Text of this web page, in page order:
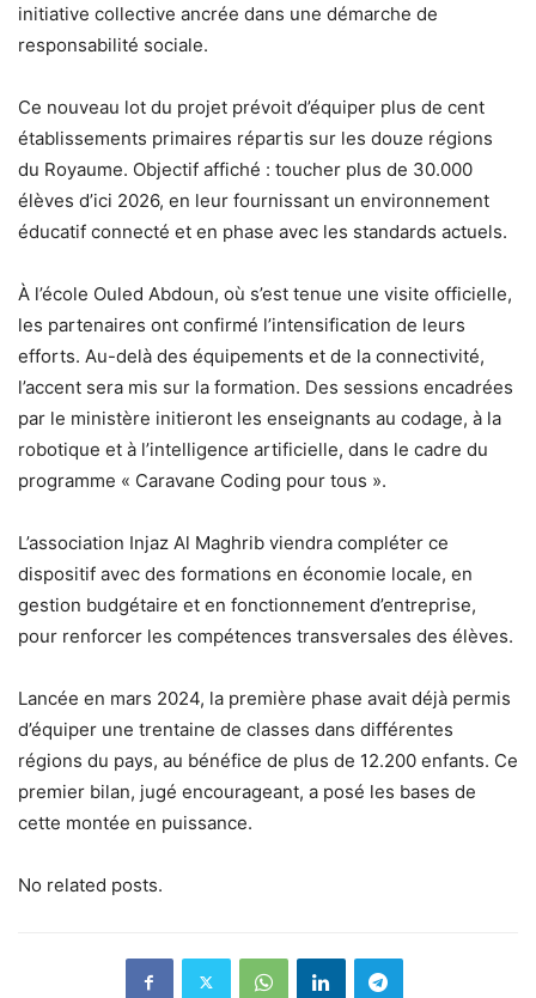
initiative collective ancrée dans une démarche de
responsabilité sociale.
Ce nouveau lot du projet prévoit d’équiper plus de cent
établissements primaires répartis sur les douze régions
du Royaume. Objectif affiché : toucher plus de 30.000
élèves d’ici 2026, en leur fournissant un environnement
éducatif connecté et en phase avec les standards actuels.
À l’école Ouled Abdoun, où s’est tenue une visite officielle,
les partenaires ont confirmé l’intensification de leurs
efforts. Au-delà des équipements et de la connectivité,
l’accent sera mis sur la formation. Des sessions encadrées
par le ministère initieront les enseignants au codage, à la
robotique et à l’intelligence artificielle, dans le cadre du
programme « Caravane Coding pour tous ».
L’association Injaz Al Maghrib viendra compléter ce
dispositif avec des formations en économie locale, en
gestion budgétaire et en fonctionnement d’entreprise,
pour renforcer les compétences transversales des élèves.
Lancée en mars 2024, la première phase avait déjà permis
d’équiper une trentaine de classes dans différentes
régions du pays, au bénéfice de plus de 12.200 enfants. Ce
premier bilan, jugé encourageant, a posé les bases de
cette montée en puissance.
No related posts.